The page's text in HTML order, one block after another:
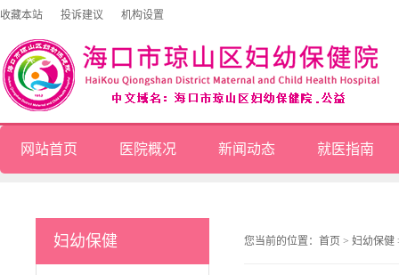
收藏本站 投诉建议 机构设置
网站首页 医院概况 新闻动态 就医指南
妇幼保健 您当前的位置： 首页 > 妇幼保健